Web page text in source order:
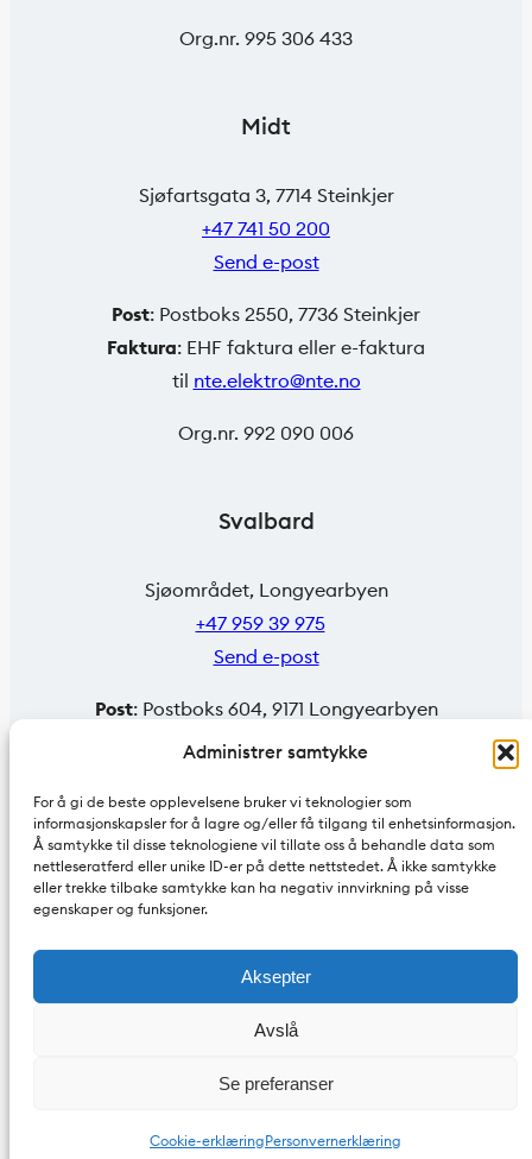
Administrer samtykke
For å gi de beste opplevelsene bruker vi teknologier som
informasjonskapsler for å lagre og/eller få tilgang til enhetsinformasjon.
Å samtykke til disse teknologiene vil tillate oss å behandle data som
nettleseratferd eller unike ID-er på dette nettstedet. Å ikke samtykke
eller trekke tilbake samtykke kan ha negativ innvirkning på visse
egenskaper og funksjoner.
Aksepter
Avslå
Se preferanser
Cookie-erklæringPersonvernerklæring
Org.nr. 995 306 433
Midt
Sjøfartsgata 3, 7714 Steinkjer
+47 741 50 200
Send e-post
Post: Postboks 2550, 7736 Steinkjer
Faktura: EHF faktura eller e-faktura
til nte.elektro@nte.no
Org.nr. 992 090 006
Svalbard
Sjøområdet, Longyearbyen
+47 959 39 975
Send e-post
Post: Postboks 604, 9171 Longyearbyen
: EHF faktura eller e-faktura til
Org.nr. 995 306 433
| Alle rettigheter tilhører JM Hansen